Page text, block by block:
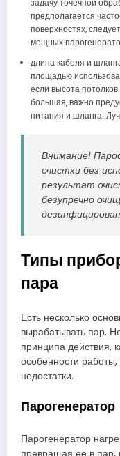
задачу точечной
предполагается
поверхностях,
мощных
длина кабеля и
площадью
если высота
большая, важно
питания и шланга.
Внимание!
очистки без
результат
безупречно
Типы
пара
Есть несколько
вырабатывать пар.
принципа действия,
особенности работы,
недостатки.
Парогенератор
Парогенератор